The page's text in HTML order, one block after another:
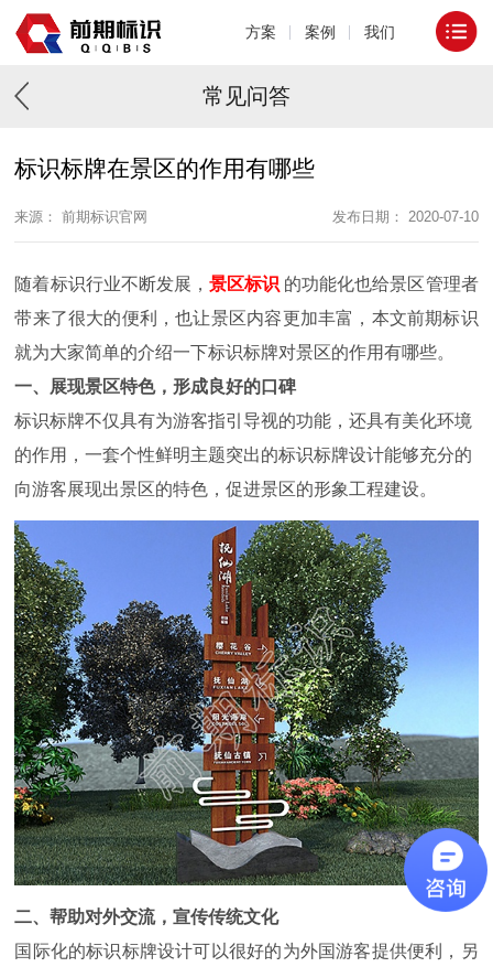
方案 案例 我们
常见问答
标识标牌在景区的作用有哪些
来源： 前期标识官网 发布日期： 2020-07-10
随着标识行业不断发展， 景区标识 的功能化也给景区管理者
带来了很大的便利，也让景区内容更加丰富，本文前期标识
就为大家简单的介绍一下标识标牌对景区的作用有哪些。
一、展现景区特色，形成良好的口碑
标识标牌不仅具有为游客指引导视的功能，还具有美化环境
的作用，一套个性鲜明主题突出的标识标牌设计能够充分的
向游客展现出景区的特色，促进景区的形象工程建设。
二、帮助对外交流，宣传传统文化
国际化的标识标牌设计可以很好的为外国游客提供便利，另